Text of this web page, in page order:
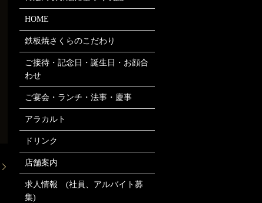
HOME
鉄板焼さくらのこだわり
ご接待・記念日・誕生日・お顔合
わせ
ご宴会・ランチ・法事・慶事
アラカルト
ドリンク
店舗案内
求人情報 (社員、アルバイト募
集)